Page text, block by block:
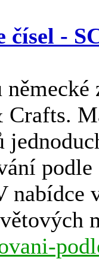
čísel -
Crafts.
nabídce